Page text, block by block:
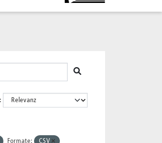
Formate: CSV